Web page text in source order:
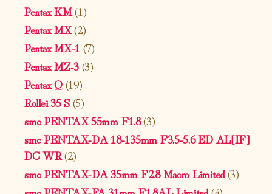
Pentax KM(1)
Pentax MX(2)
Pentax MX-1 (7)
Pentax MZ-3(3)
Pentax Q(19)
Rollei 35 S(5)
smc PENTAX 55mm F1.8(3)
smc PENTAX-DA 18-135mm F3.5-5.6 ED AL[IF]
DC WR(2)
smc PENTAX-DA 35mm F2.8 Macro Limited(3)